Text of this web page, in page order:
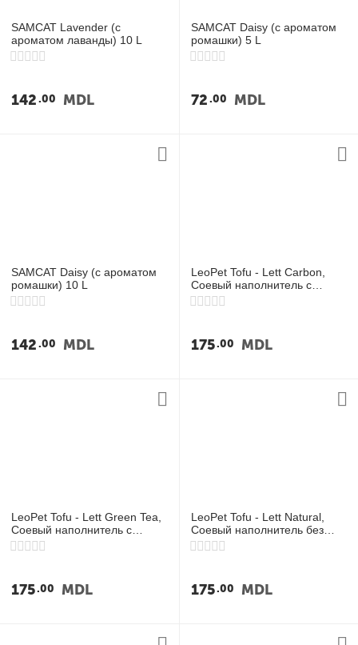
SAMCAT Lavender (с
ароматом лаванды) 10 L
142 00 MDL
SAMCAT Daisy (с ароматом
ромашки) 5 L
72 00 MDL
SAMCAT Daisy (с ароматом
ромашки) 10 L
142 00 MDL
LeoPet Tofu - Lett Carbon,
Соевый наполнитель с
углём. 6 lit
175 00 MDL
LeoPet Tofu - Lett Green Tea,
Соевый наполнитель с
ароматом зелёного чая. 6 lit
175 00 MDL
LeoPet Tofu - Lett Natural,
Соевый наполнитель без
запаха. 6 lit
175 00 MDL